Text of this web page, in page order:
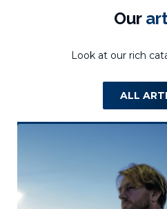
Our
Look at our rich
ALL